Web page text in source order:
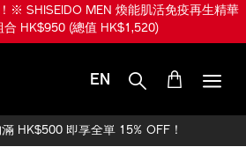
※ SHISEIDO MEN 煥能肌活免疫再生精華
合 HK$950 (總值 HK$1,520)
EN
HK$500 即享全單 15% OFF！